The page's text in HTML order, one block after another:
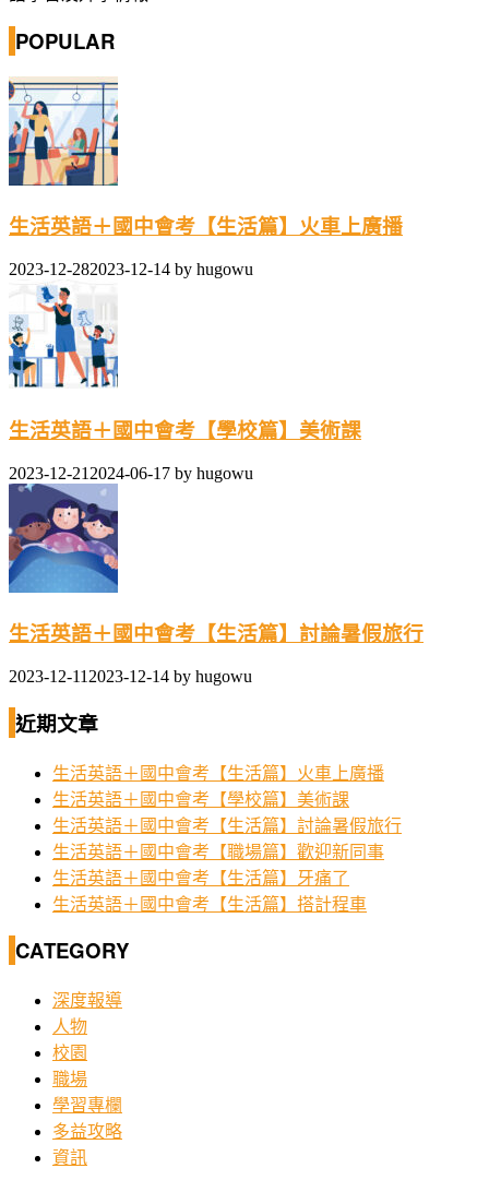
POPULAR
生活英語＋國中會考【生活篇】火車上廣播
2023-12-282023-12-14 by hugowu
生活英語＋國中會考【學校篇】美術課
2023-12-21 2024-06-17 by hugowu
生活英語＋國中會考【生活篇】討論暑假旅行
2023-12-11 2023-12-14 by hugowu
近期文章
生活英語＋國中會考【生活篇】火車上廣播
生活英語＋國中會考【學校篇】美術課
生活英語＋國中會考【生活篇】討論暑假旅行
生活英語＋國中會考【職場篇】歡迎新同事
生活英語＋國中會考【生活篇】牙痛了
生活英語＋國中會考【生活篇】搭計程車
CATEGORY
深度報導
人物
校園
職場
學習專欄
多益攻略
資訊